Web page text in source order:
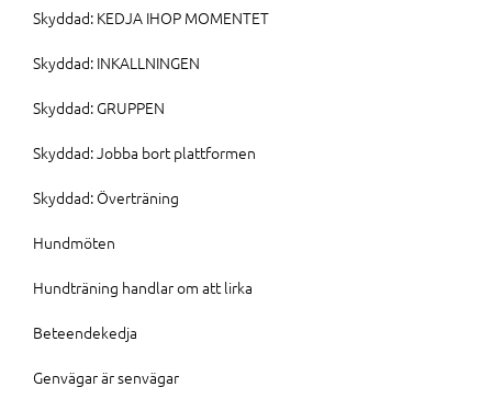
Skyddad: KEDJA IHOP MOMENTET
Skyddad: INKALLNINGEN
Skyddad: GRUPPEN
Skyddad: Jobba bort plattformen
Skyddad: Överträning
Hundmöten
Hundträning handlar om att lirka
Beteendekedja
Genvägar är senvägar